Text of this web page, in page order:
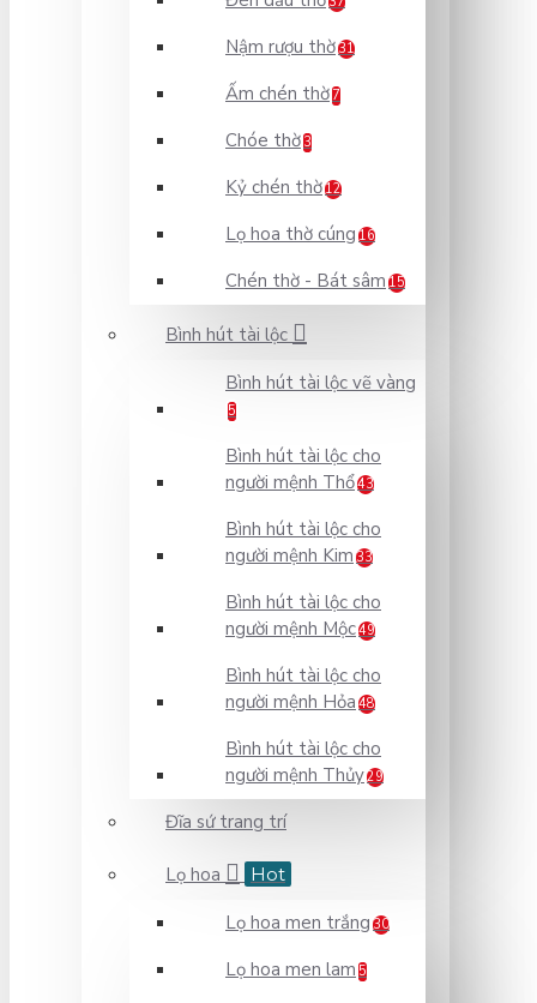
Nậm rượu thờ31
Ấm chén thờ 7
Chóe thờ 3
Kỷ chén thờ12
Lọ hoa thờ cúng 16
Chén thờ - Bát sâm 15
Bình hút tài lộc
Bình hút tài lộc vẽ vàng
5
Bình hút tài lộc cho
người mệnh Thổ43
Bình hút tài lộc cho
người mệnh Kim 33
Bình hút tài lộc cho
người mệnh Mộc49
Bình hút tài lộc cho
người mệnh Hỏa 48
Bình hút tài lộc cho
người mệnh Thủy29
Đĩa sứ trang trí
Lọ hoa Hot
Lọ hoa men trắng 30
Lọ hoa men lam 5